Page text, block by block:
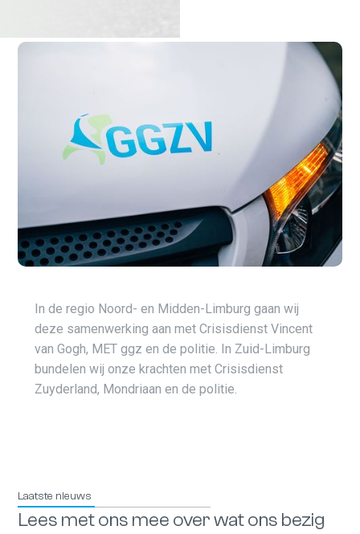
In de regio Noord- en Midden-Limburg gaan wij
deze samenwerking aan met Crisisdienst Vincent
van Gogh, MET ggz en de politie. In Zuid-Limburg
bundelen wij onze krachten met Crisisdienst
Zuyderland, Mondriaan en de politie.
Laatste nieuws
Lees met ons mee over wat ons bezig